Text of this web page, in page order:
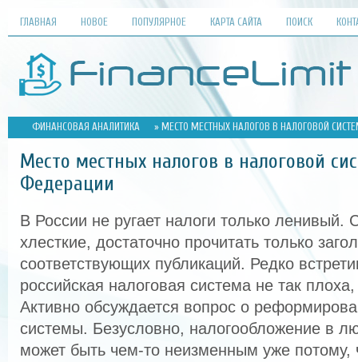
ГЛАВНАЯ НОВОЕ ПОПУЛЯРНОЕ КАРТА САЙТА ПОИСК
ФИНАНСОВАЯ АНАЛИТИКА » МЕСТО МЕСТНЫХ НАЛОГОВ В НАЛОГОВОЙ
Место местных налогов в налоговой
Федерации
В России не ругает налоги только ленивый.
хлесткие, достаточно прочитать только
соответствующих публикаций. Редко
российская налоговая система не так плоха,
Активно обсуждается вопрос о
системы. Безусловно, налогообложение в
может быть чем-то неизменным уже потому,